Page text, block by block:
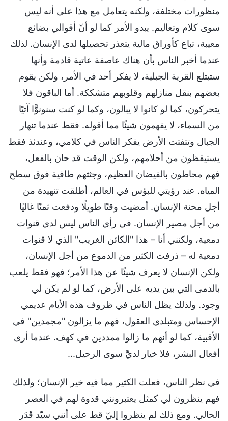
منظورات مختلفة، ولكنه يتعامل مع هذا على أنه ليس
سوى كلام وتعاليم. يبدو الأمر كما لو أنّ أقوالي بضائع
معيبة، تباع كأوراق مالية يتعذر تحصيلها لدى الإنسان. لذلك
عندما أخبر الناس بأن هناك عاصفة عاتية قادمة وأنها
ستبتلع القرية الجبلية، لا يفكر أحد في الأمر، ولكن يقوم
بعضهم بنقل منازلهم وقلوبهم متشككة. أما الباقون فلا
يتحركون، كما لو كانوا لا يبالون، وكما لو كنت سنونوًّا آتيًا
من السماء، لا يفهمون شيئًا مما أقوله. فقط عندما تنهار
الجبال وتتفتت الأرض يفكر الناس في كلامي، وعندئذ فقط
يستيقظون من أحلامهم، ولكن الوقت قد حان بالفعل،
فهم محاطون بالفيضان العظيم، وجثثهم طافية فوق سطح
المياه. عند رؤيتي للبؤس في العالم، أطلقت تنهيدة من
أجل محنة الإنسان. أمضيت وقتًا طويلًا ودفعت ثمنًا غاليًا
من أجل مصير الإنسان. في رأي الناس ليس لدي قنوات
دمعية، ولكنني أنا – هذا "الكائن الغريب" الذي لا قنوات
دمعية له – ذرفت الكثير من الدموع من أجل الإنسان،
ولكن الإنسان لا يعرف شيئًا عن هذا الأمر؛ فهو فقط يلعب
بالدمى التي بين يديه على الأرض، كما لو لم يكن لي
وجود. ولذلك يظل الناس في ظروف هذه الأيام عديمي
الإحساس ومتبلدي العقول، فهم ما يزالون "مجمدين" في
الأقبية، كما لو أنهم ما زالوا ممددين في كهف. عندما أرى
أفعال البشر، فلا خيار لديَّ سوى الرحيل...
في نظر الناس، فعلت الكثير مما فيه خير الإنسان؛ ولذلك
فهم ينظرون لي كمثل يعتبرونني قدوة لهم في العصر
الحالي. ومع ذلك لم ينظروا إليّ قط على أنني سيّد قَدَر